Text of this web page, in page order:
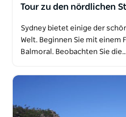
Tour zu den nördlichen
Sydney bietet einige der
Welt. Beginnen Sie mit einem
Balmoral. Beobachten Sie